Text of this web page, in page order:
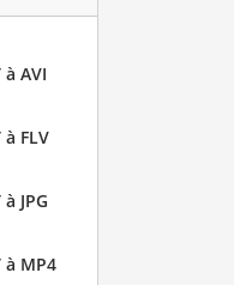
à AVI
à FLV
JPG
à MP4